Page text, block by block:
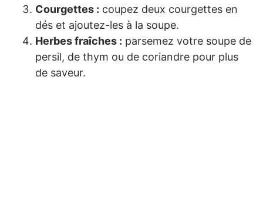
Courgettes : coupez deux courgettes en
dés et ajoutez-les à la soupe.
Herbes fraîches : parsemez votre soupe de
persil, de thym ou de coriandre pour plus
de saveur.